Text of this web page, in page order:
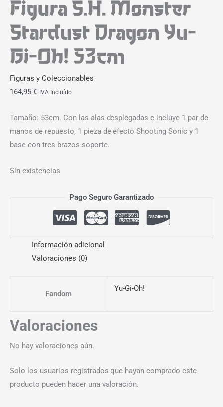
Figura S.H. Monster
Stardust Dragon Yu-
Gi-Oh! 53cm
Figuras y Coleccionables
164,95 € IVA Incluído
Tamaño: 53cm. Con las alas desplegadas e incluye 1 par de
manos de repuesto, 1 pieza de efecto Shooting Sonic y 1
base con tres brazos soporte.
Sin existencias
Pago Seguro Garantizado
Información adicional
Valoraciones (0)
Fandom
Yu-Gi-Oh!
Valoraciones
No hay valoraciones aún.
Solo los usuarios registrados que hayan comprado este
producto pueden hacer una valoración.